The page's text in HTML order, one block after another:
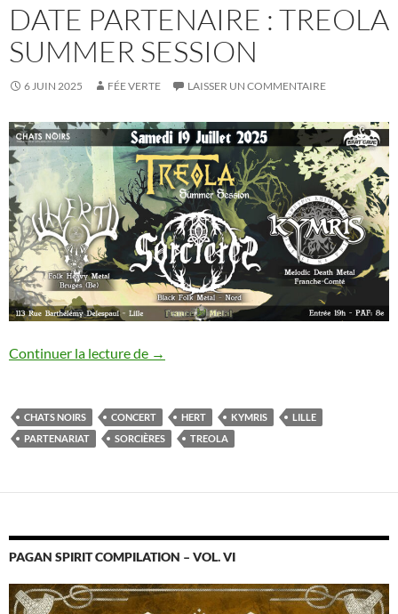
DATE PARTENAIRE : TREOLA
SUMMER SESSION
6 JUIN 2025 FÉE VERTE LAISSER UN COMMENTAIRE
Continuer la lecture de Date partenaire : Treola Summer Session
→
CHATS NOIRS CONCERT HERT KYMRIS
LILLE
PARTENARIAT
SORCIÈRES TREOLA
PAGAN SPIRIT COMPILATION – VOL. VI